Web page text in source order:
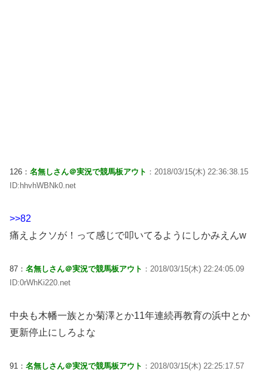
126： 名無しさん＠実況で競馬板アウト ：2018/03/15(木) 22:36:38.15
ID:hhvhWBNk0.net
>>82
痛えよクソが！って感じで叩いてるようにしかみえんw
87： 名無しさん＠実況で競馬板アウト ：2018/03/15(木) 22:24:05.09
ID:0rWhKi220.net
中央も木幡一族とか菊澤とか11年連続再教育の浜中とか
更新停止にしろよな
91： 名無しさん＠実況で競馬板アウト ：2018/03/15(木) 22:25:17.57